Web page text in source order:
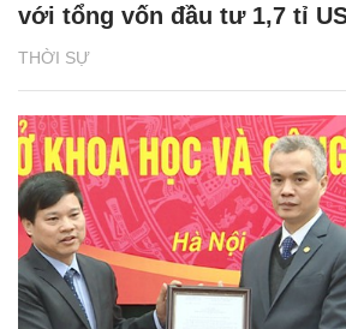
THỜI SỰ
với tổng vốn đầu tư 1,7 tỉ